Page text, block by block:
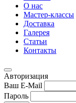
О нас
Мастер-классы
Доставка
Галерея
Статьи
Контакты
Авторизация
Ваш E-Mail
Пароль